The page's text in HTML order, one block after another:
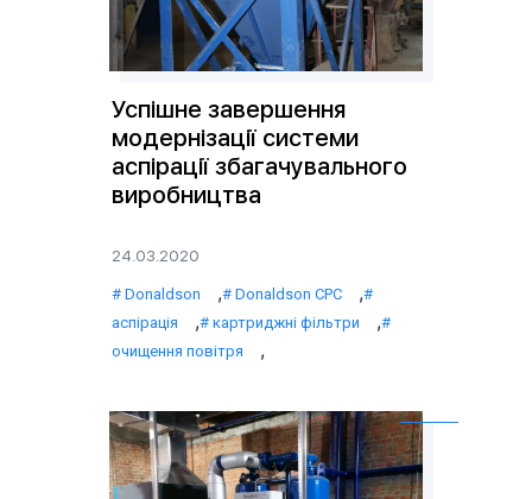
Успішне завершення
модернізації системи
аспірації збагачувального
виробництва
24.03.2020
Donaldson , Donaldson CPC ,
аспірація , картриджні фільтри ,
очищення повітря ,